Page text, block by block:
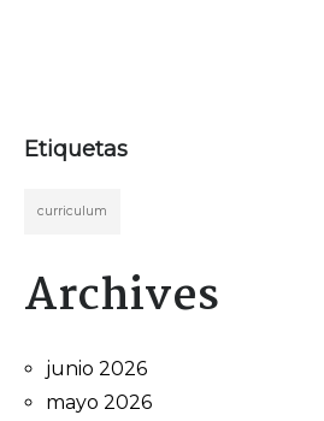
Etiquetas
curriculum
Archives
junio 2026
mayo 2026